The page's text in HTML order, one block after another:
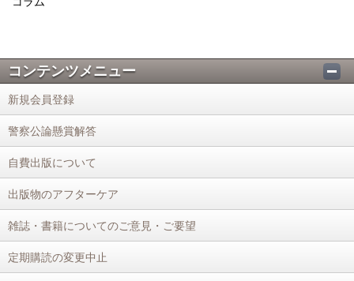
コンテンツメニュー
新規会員登録
警察公論懸賞解答
自費出版について
出版物のアフターケア
雑誌・書籍についてのご意見・ご要望
定期購読の変更中止